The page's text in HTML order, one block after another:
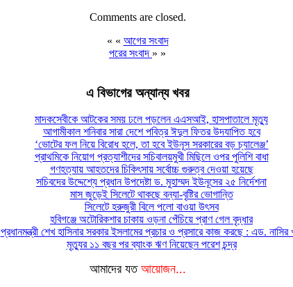
Comments are closed.
« « আগের সংবাদ
পরের সংবাদ » »
এ বিভাগের অন্যান্য খবর
মাদকসেবীকে আটকের সময় ঢলে পড়লেন এএসআই, হাসপাতালে মৃত্যু
আগামীকাল শনিবার সারা দেশে পবিত্র ঈদুল ফিতর উদযাপিত হবে
‘ভোটের ফল নিয়ে বিরোধ হলে, তা হবে ইউনূস সরকারের বড় চ্যালেঞ্জ’
প্রাথমিকে নিয়োগ প্রত্যাশীদের সচিবালয়মুখী মিছিলে ওপর পুলিশি বাধা
গণহত্যায় আহতদের চিকিৎসায় সর্বোচ্চ গুরুত্ব দেওয়া হয়েছে
সচিবদের উদ্দেশ্যে প্রধান উপদেষ্টা ড. মুহাম্মদ ইউনূসের ২৫ নির্দেশনা
মাস জুড়েই সিলেটে থাকছে বন্যা-বৃষ্টির ভোগান্তি
সিলেটে হরুজুরী বিলে পলো বাওয়া উৎসব
হবিগঞ্জে অটোরিকশার চাকায় ওড়না পেঁচিয়ে প্রাণ গেল বৃদ্ধার
প্রধানমন্ত্রী শেখ হাসিনার সরকার ইসলামের প্রচার ও প্রসারে কাজ করছে : এড. নাসির
মৃত্যুর ১১ বছর পর ব্যাংক ঋণ নিয়েছেন পরেশ চন্দ্র
আমাদের যত আয়োজন...